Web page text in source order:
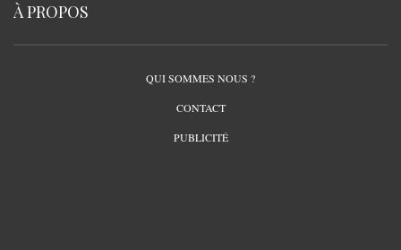
À PROPOS
QUI SOMMES NOUS ?
CONTACT
PUBLICITÉ